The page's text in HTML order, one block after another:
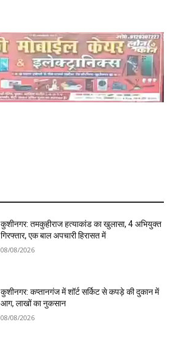
कुशीनगर: तमकुहीराज हत्याकांड का खुलासा, 4 अभियुक्त
गिरफ्तार, एक बाल अपचारी हिरासत में
08/08/2026
कुशीनगर: कप्तानगंज में शॉर्ट सर्किट से कपड़े की दुकान में
आग, लाखों का नुकसान
08/08/2026